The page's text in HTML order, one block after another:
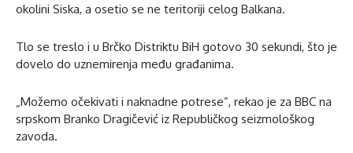
okolini Siska, a osetio se ne teritoriji celog Balkana.
Tlo se treslo i u Brčko Distriktu BiH gotovo 30 sekundi, što je
dovelo do uznemirenja među građanima.
„Možemo očekivati i naknadne potrese”, rekao je za BBC na
srpskom Branko Dragičević iz Republičkog seizmološkog
zavoda.